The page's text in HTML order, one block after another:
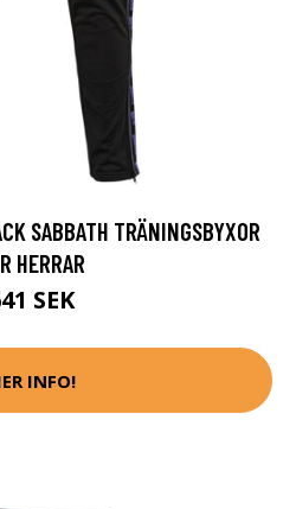
SABBATH TRÄNINGSBYXOR
HERRAR
SEK
INFO!